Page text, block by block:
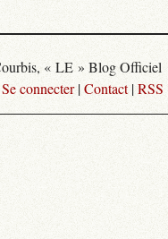
« LE » Blog Officiel
Se connecter|Contact|RSS